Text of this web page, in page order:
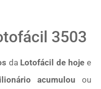
3503
da Lotofácil de hoje e
acumulou ou